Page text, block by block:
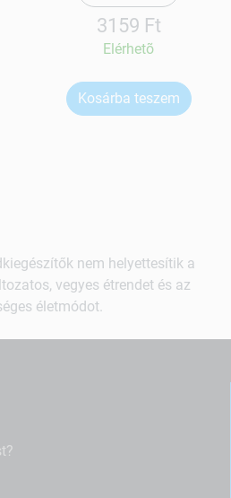
3159 Ft
Elérhetõ
Kosárba teszem
nem helyettesítik a
vegyes étrendet és az
életmódot.